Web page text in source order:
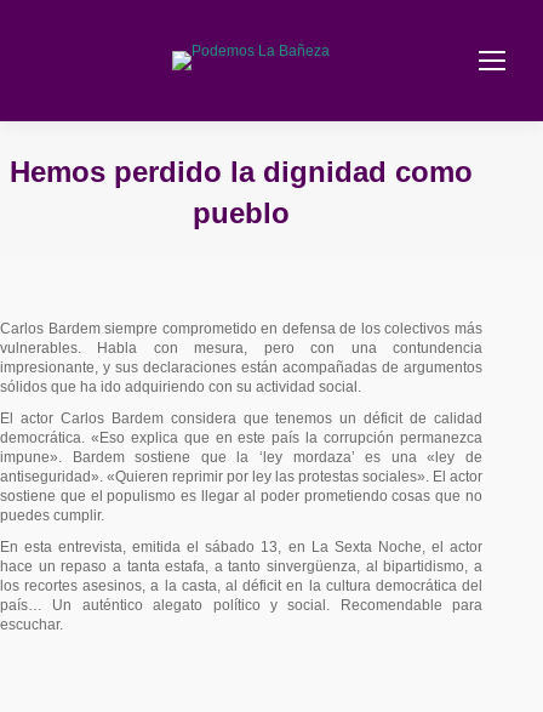
Hemos perdido la dignidad como
pueblo
Carlos Bardem siempre comprometido en defensa de los colectivos más
vulnerables. Habla con mesura, pero con una contundencia
impresionante, y sus declaraciones están acompañadas de argumentos
sólidos que ha ido adquiriendo con su actividad social.
El actor Carlos Bardem considera que tenemos un déficit de calidad
democrática. «Eso explica que en este país la corrupción permanezca
impune». Bardem sostiene que la ‘ley mordaza’ es una «ley de
antiseguridad». «Quieren reprimir por ley las protestas sociales». El actor
sostiene que el populismo es llegar al poder prometiendo cosas que no
puedes cumplir.
En esta entrevista, emitida el sábado 13, en La Sexta Noche, el actor
hace un repaso a tanta estafa, a tanto sinvergüenza, al bipartidismo, a
los recortes asesinos, a la casta, al déficit en la cultura democrática del
país… Un auténtico alegato político y social. Recomendable para
escuchar.